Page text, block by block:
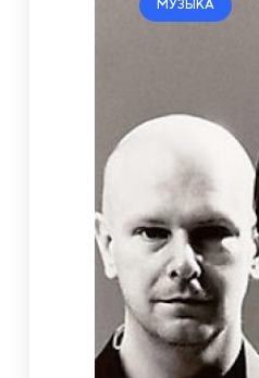
МУЗЫКА